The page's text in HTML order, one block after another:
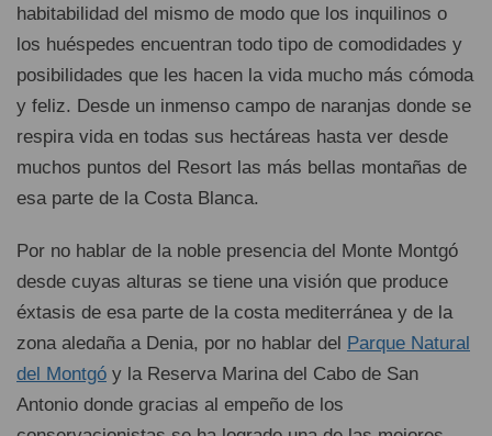
habitabilidad del mismo de modo que los inquilinos o
los huéspedes encuentran todo tipo de comodidades y
posibilidades que les hacen la vida mucho más cómoda
y feliz. Desde un inmenso campo de naranjas donde se
respira vida en todas sus hectáreas hasta ver desde
muchos puntos del Resort las más bellas montañas de
esa parte de la Costa Blanca.
Por no hablar de la noble presencia del Monte Montgó
desde cuyas alturas se tiene una visión que produce
éxtasis de esa parte de la costa mediterránea y de la
zona aledaña a Denia, por no hablar del Parque Natural
del Montgó y la Reserva Marina del Cabo de San
Antonio donde gracias al empeño de los